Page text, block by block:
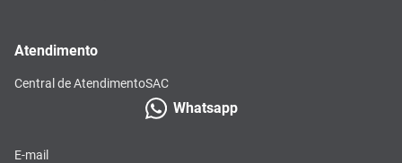
Atendimento
Central de AtendimentoSAC
Whatsapp
E-mail